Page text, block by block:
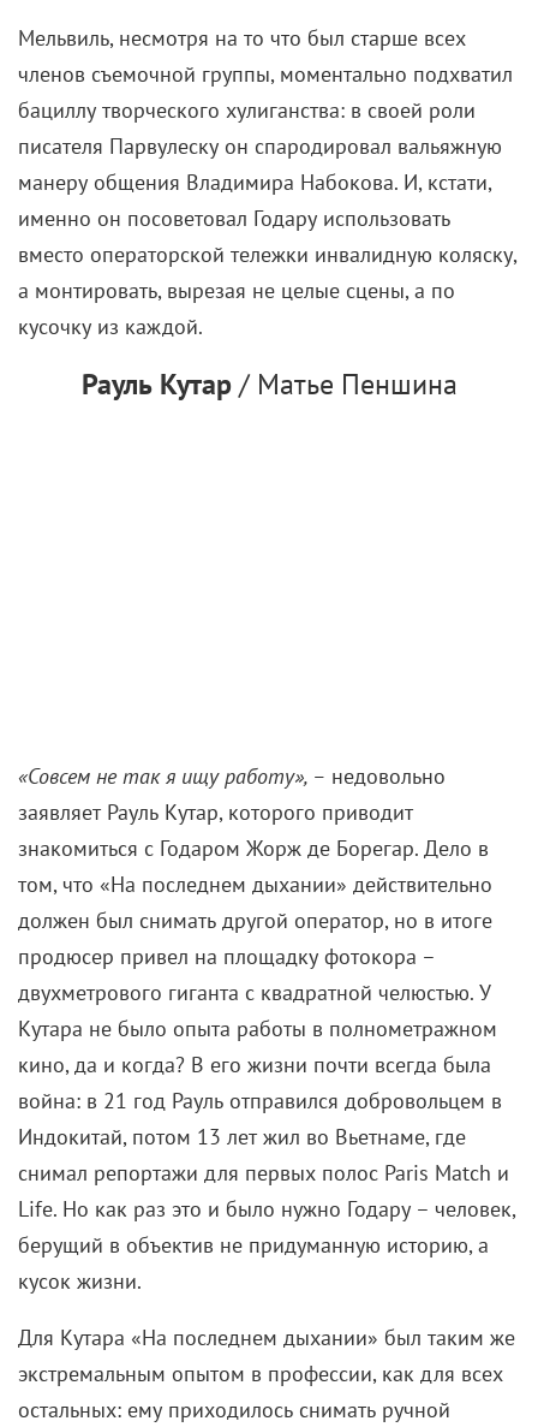
Мельвиль, несмотря на то что был старше всех
членов съемочной группы, моментально подхватил
бациллу творческого хулиганства: в своей роли
писателя Парвулеску он спародировал вальяжную
манеру общения Владимира Набокова. И, кстати,
именно он посоветовал Годару использовать
вместо операторской тележки инвалидную коляску,
а монтировать, вырезая не целые сцены, а по
кусочку из каждой.
Рауль Кутар/ Матье Пеншина
«Совсем не так я ищу работу», – недовольно
заявляет Рауль Кутар, которого приводит
знакомиться с Годаром Жорж де Борегар. Дело в
том, что «На последнем дыхании» действительно
должен был снимать другой оператор, но в итоге
продюсер привел на площадку фотокора –
двухметрового гиганта с квадратной челюстью. У
Кутара не было опыта работы в полнометражном
кино, да и когда? В его жизни почти всегда была
война: в 21 год Рауль отправился добровольцем в
Индокитай, потом 13 лет жил во Вьетнаме, где
снимал репортажи для первых полос Paris Match и
Life. Но как раз это и было нужно Годару – человек,
берущий в объектив не придуманную историю, а
кусок жизни.
Для Кутара «На последнем дыхании» был таким же
экстремальным опытом в профессии, как для всех
остальных: ему приходилось снимать ручной